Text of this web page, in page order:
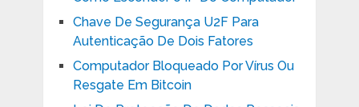
Chave De Segurança U2F Para
Autenticação De Dois Fatores
Computador Bloqueado Por Vírus Ou
Resgate Em Bitcoin